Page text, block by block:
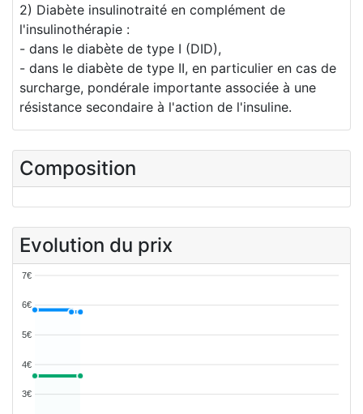
2) Diabète insulinotraité en complément de
l'insulinothérapie :
- dans le diabète de type I (DID),
- dans le diabète de type II, en particulier en cas de
surcharge, pondérale importante associée à une
résistance secondaire à l'action de l'insuline.
Composition
Evolution du prix
7€
6€
5€
4€
3€